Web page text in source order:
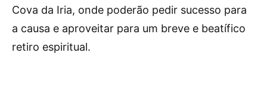
Cova da Iria, onde poderão pedir sucesso para
a causa e aproveitar para um breve e beatífico
retiro espiritual.